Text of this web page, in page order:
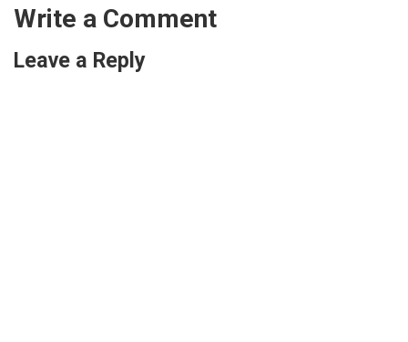
Write a Comment
Leave a Reply